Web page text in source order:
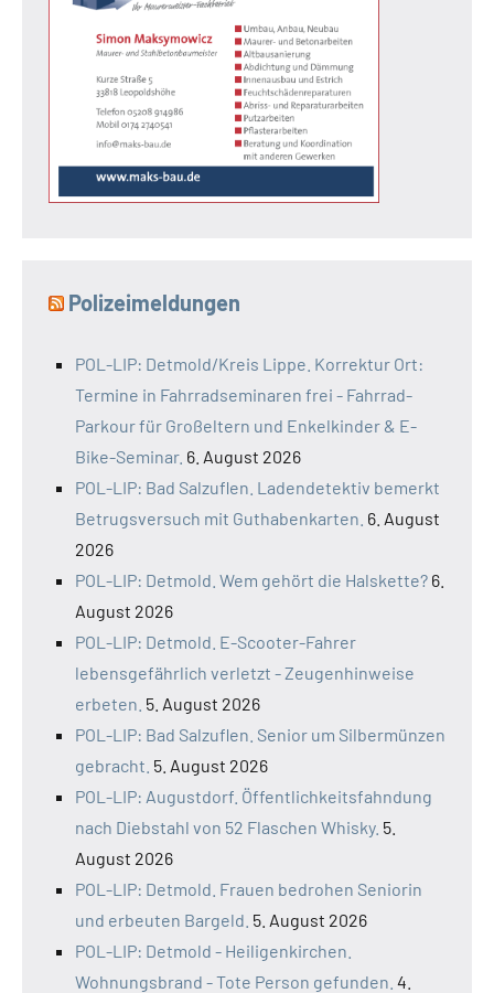
Polizeimeldungen
POL-LIP: Detmold/Kreis Lippe. Korrektur Ort:
Termine in Fahrradseminaren frei - Fahrrad-
Parkour für Großeltern und Enkelkinder & E-
Bike-Seminar. 6. August 2026
POL-LIP: Bad Salzuflen. Ladendetektiv bemerkt
Betrugsversuch mit Guthabenkarten. 6. August
2026
POL-LIP: Detmold. Wem gehört die Halskette? 6.
August 2026
POL-LIP: Detmold. E-Scooter-Fahrer
lebensgefährlich verletzt - Zeugenhinweise
erbeten. 5. August 2026
POL-LIP: Bad Salzuflen. Senior um Silbermünzen
gebracht. 5. August 2026
POL-LIP: Augustdorf. Öffentlichkeitsfahndung
nach Diebstahl von 52 Flaschen Whisky. 5.
August 2026
POL-LIP: Detmold. Frauen bedrohen Seniorin
und erbeuten Bargeld. 5. August 2026
POL-LIP: Detmold - Heiligenkirchen.
Wohnungsbrand - Tote Person gefunden. 4.